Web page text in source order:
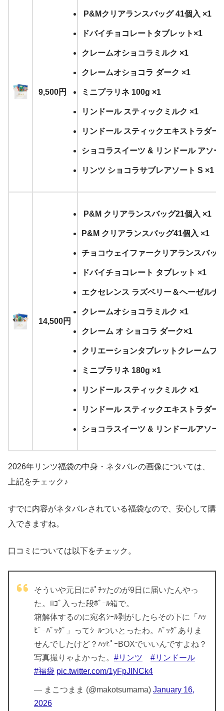
9,500円
P&Mクリアランスバッグ 41個入 ×1
ドバイチョコレートタブレット×1
クレームオショコラミルク ×1
クレームオショコラ ダーク ×1
ミニプラリネ 100g ×1
リンドール スティックミルク ×1
リンドール スティックエキストラダー
ショコラスイーツ & リンドール アソ
リンツ ショコラサブレアソート S ×1
14,500円
P&M クリアランスバッグ21個入 ×1
P&M クリアランスバッグ41個入 ×1
チョコウェイファークリアランスバッ
ドバイチョコレート タブレット ×1
エクセレンス ラズベリー＆ヘーゼルナ
クレームオショコラミルク ×1
クレーム オ ショコラ ダーク×1
クリエーションタブレットクレームブ
ミニプラリネ 180g ×1
リンドール スティックミルク ×1
リンドール スティックエキストラダー
ショコラスイーツ & リンドールアソ
2026年リンツ福袋の中身・ネタバレの画像については、
上記をチェック♪
すでに内容がネタバレされている福袋なので、安心して購
入できますね。
口コミについては以下をチェック。
そういや元日にﾎﾟﾁｯたのが9日に届いたんやっ
た。ﾛｺﾞ入った段ﾎﾞｰﾙ箱で。
箱解体するのに宛名ｼｰﾙ剥がしたらその下に「ﾊｯ
ﾋﾟｰﾊﾞｯｸﾞ」ってｼｰﾙついとったわ。ﾊﾞｯｸﾞありま
せんでしたけど？ﾊｯﾋﾟｰBOXでいいんですよね？
写真撮りゃよかった。 #リンツ
#リンドール
#福袋 pic.twitter.com/1yFpJINCk4
— まこつまま (@makotsumama) January 16,
2026